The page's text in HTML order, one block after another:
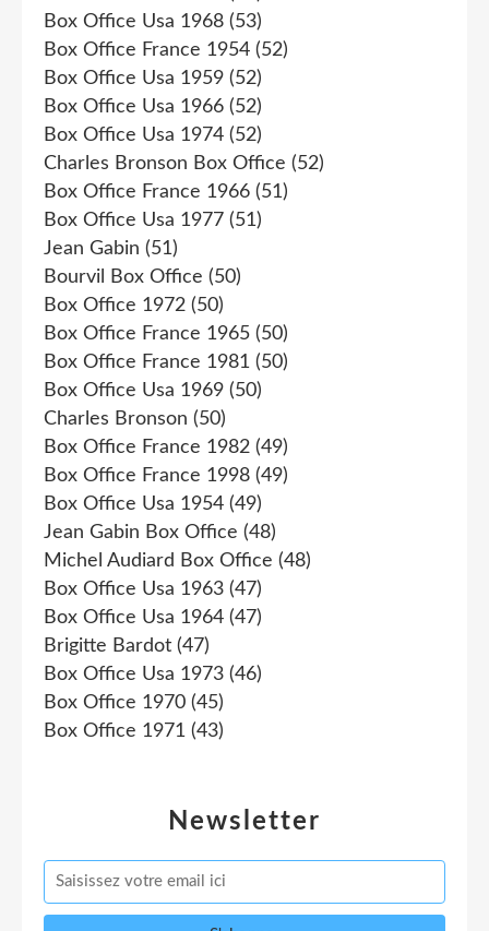
Newsletter
Box Office Usa 1968 (53)
Box Office France 1954 (52)
Box Office Usa 1959 (52)
Box Office Usa 1966 (52)
Box Office Usa 1974 (52)
Charles Bronson Box Office (52)
Box Office France 1966 (51)
Box Office Usa 1977 (51)
Jean Gabin (51)
Bourvil Box Office (50)
Box Office 1972 (50)
Box Office France 1965 (50)
Box Office France 1981 (50)
Box Office Usa 1969 (50)
Charles Bronson (50)
Box Office France 1982 (49)
Box Office France 1998 (49)
Box Office Usa 1954 (49)
Jean Gabin Box Office (48)
Michel Audiard Box Office (48)
Box Office Usa 1963 (47)
Box Office Usa 1964 (47)
Brigitte Bardot (47)
Box Office Usa 1973 (46)
Box Office 1970 (45)
Box Office 1971 (43)